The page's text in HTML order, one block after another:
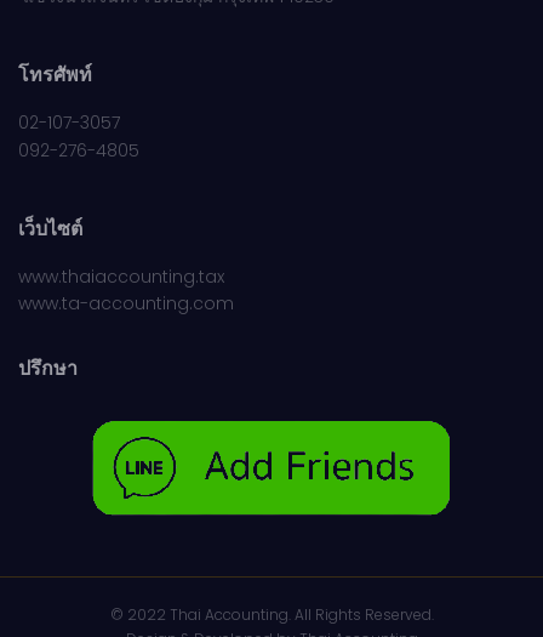
โทรศัพท์
02-107-3057
092-276-4805
เว็บไซต์
www.thaiaccounting.tax
www.ta-accounting.com
ปรึกษา
© 2022 Thai Accounting. All Rights Reserved.